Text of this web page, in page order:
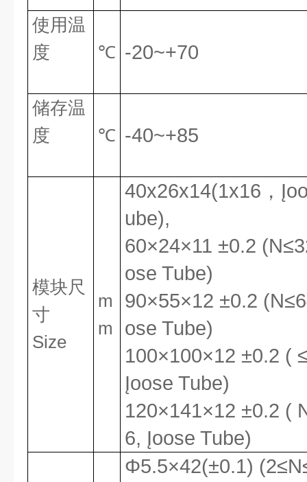
使用温
度
℃ -20~+70
储存温
度
℃ -40~+85
模块尺
寸
Size
m
m
40x26x14(1x16，
ube),
60×24×11 ±0.2 (N≤
ose Tube)
90×55×12 ±0.2
ose Tube)
100×100×12 ±0.2 (
Įoose Tube)
120×141×12 ±0.2 (
6, Įoose Tube)
Φ5.5×42(±0.1)